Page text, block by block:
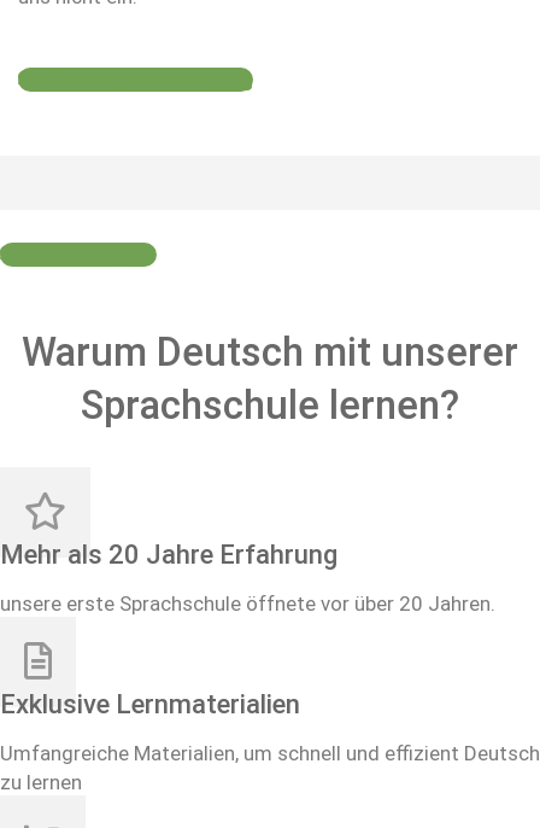
Preise und Anmeldung
Noch Fragen?
Warum Deutsch mit unserer
Sprachschule lernen?​
Mehr als 20 Jahre Erfahrung
unsere erste Sprachschule öffnete vor über 20 Jahren.
Exklusive Lernmaterialien
Umfangreiche Materialien, um schnell und effizient Deutsch
zu lernen